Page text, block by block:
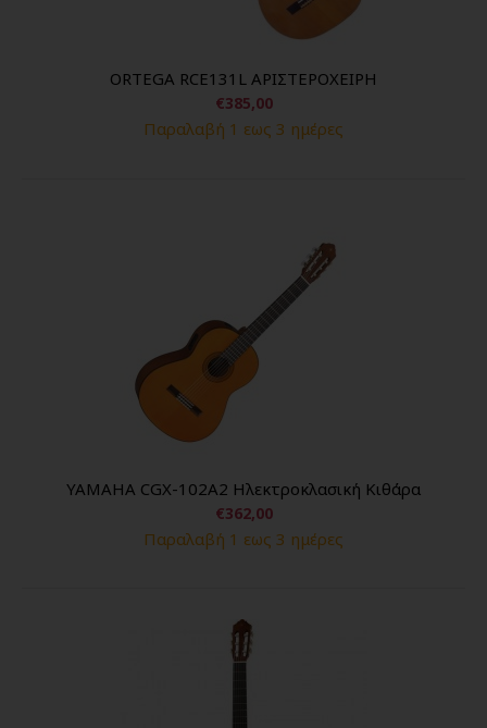
ORTEGA RCE131L ΑΡΙΣΤΕΡΟΧΕΙΡΗ
€385,00
Παραλαβή 1 εως 3 ημέρες
YAMAHA CGX-102A2 Ηλεκτροκλασική Κιθάρα
€362,00
Παραλαβή 1 εως 3 ημέρες